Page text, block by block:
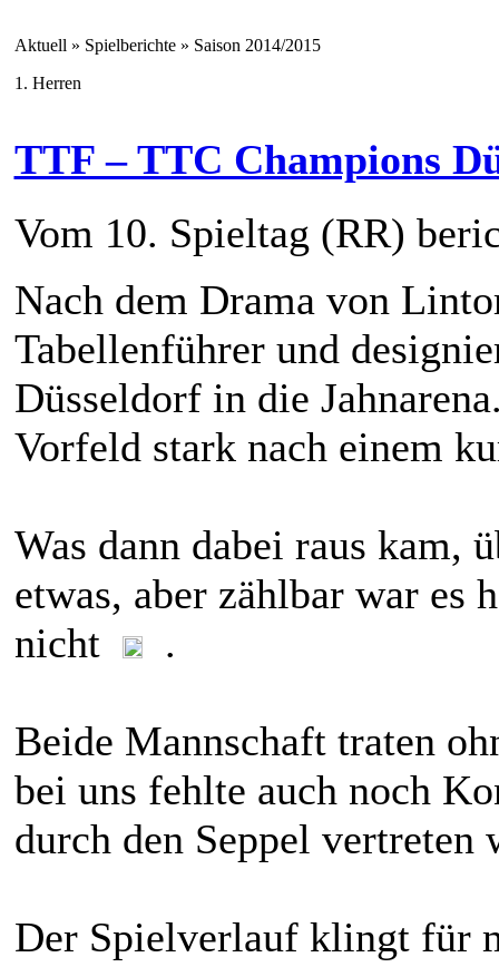
Aktuell » Spielberichte » Saison 2014/2015
1. Herren
TTF – TTC Champions
Vom 10. Spieltag (RR)
Nach dem Drama von
Tabellenführer und
Düsseldorf in die
Vorfeld stark nach einem
Was dann dabei raus kam,
etwas, aber zählbar war es
nicht
.
Beide Mannschaft traten
bei uns fehlte auch noch
durch den Seppel vertreten
Der Spielverlauf klingt für